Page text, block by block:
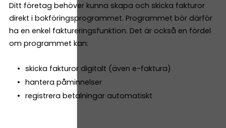
Ditt företag behöver kunna skapa och skicka fakturor
direkt i bokföringsprogrammet. Programmet bör därför
ha en enkel faktureringsfunktion. Det är också en fördel
om programmet kan:
skicka fakturor digitalt (även e-faktura)
hantera påminnelser
registrera betalningar automatiskt